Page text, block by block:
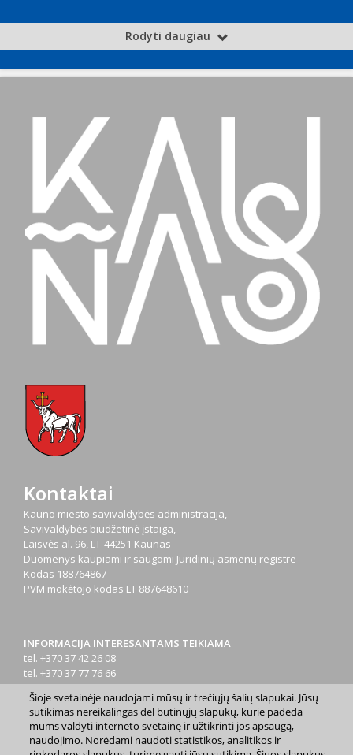
Rodyti daugiau
Kontaktai
Kauno miesto savivaldybės administracija,
Savivaldybės biudžetinė įstaiga,
Laisvės al. 96, LT-44251 Kaunas
Duomenys kaupiami ir saugomi Juridinių asmenų registre
Kodas 188764867
PVM mokėtojo kodas LT 887648610
INFORMACIJA INTERESANTAMS TEIKIAMA
tel. +370 37 42 26 08
tel. +370 37 77 76 66
tel. +370 660 07000
el. p.info@kaunas.lt
Šioje svetainėje naudojami mūsų ir trečiųjų šalių slapukai. Jūsų
sutikimas nereikalingas dėl būtinųjų slapukų, kurie padeda
mums valdyti interneto svetainę ir užtikrinti jos apsaugą,
naudojimo. Norėdami naudoti statistikos, analitikos ir